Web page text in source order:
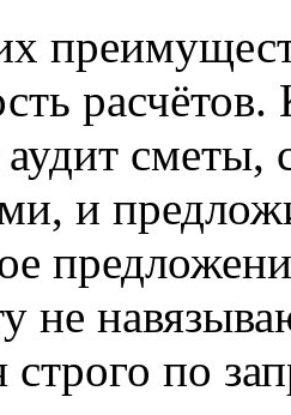
сметы,
и
не
строго по